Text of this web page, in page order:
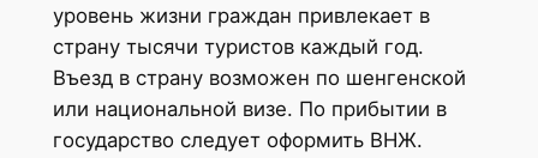
уровень жизни граждан привлекает в
страну тысячи туристов каждый год.
Въезд в страну возможен по шенгенской
или национальной визе. По прибытии в
государство следует оформить ВНЖ.